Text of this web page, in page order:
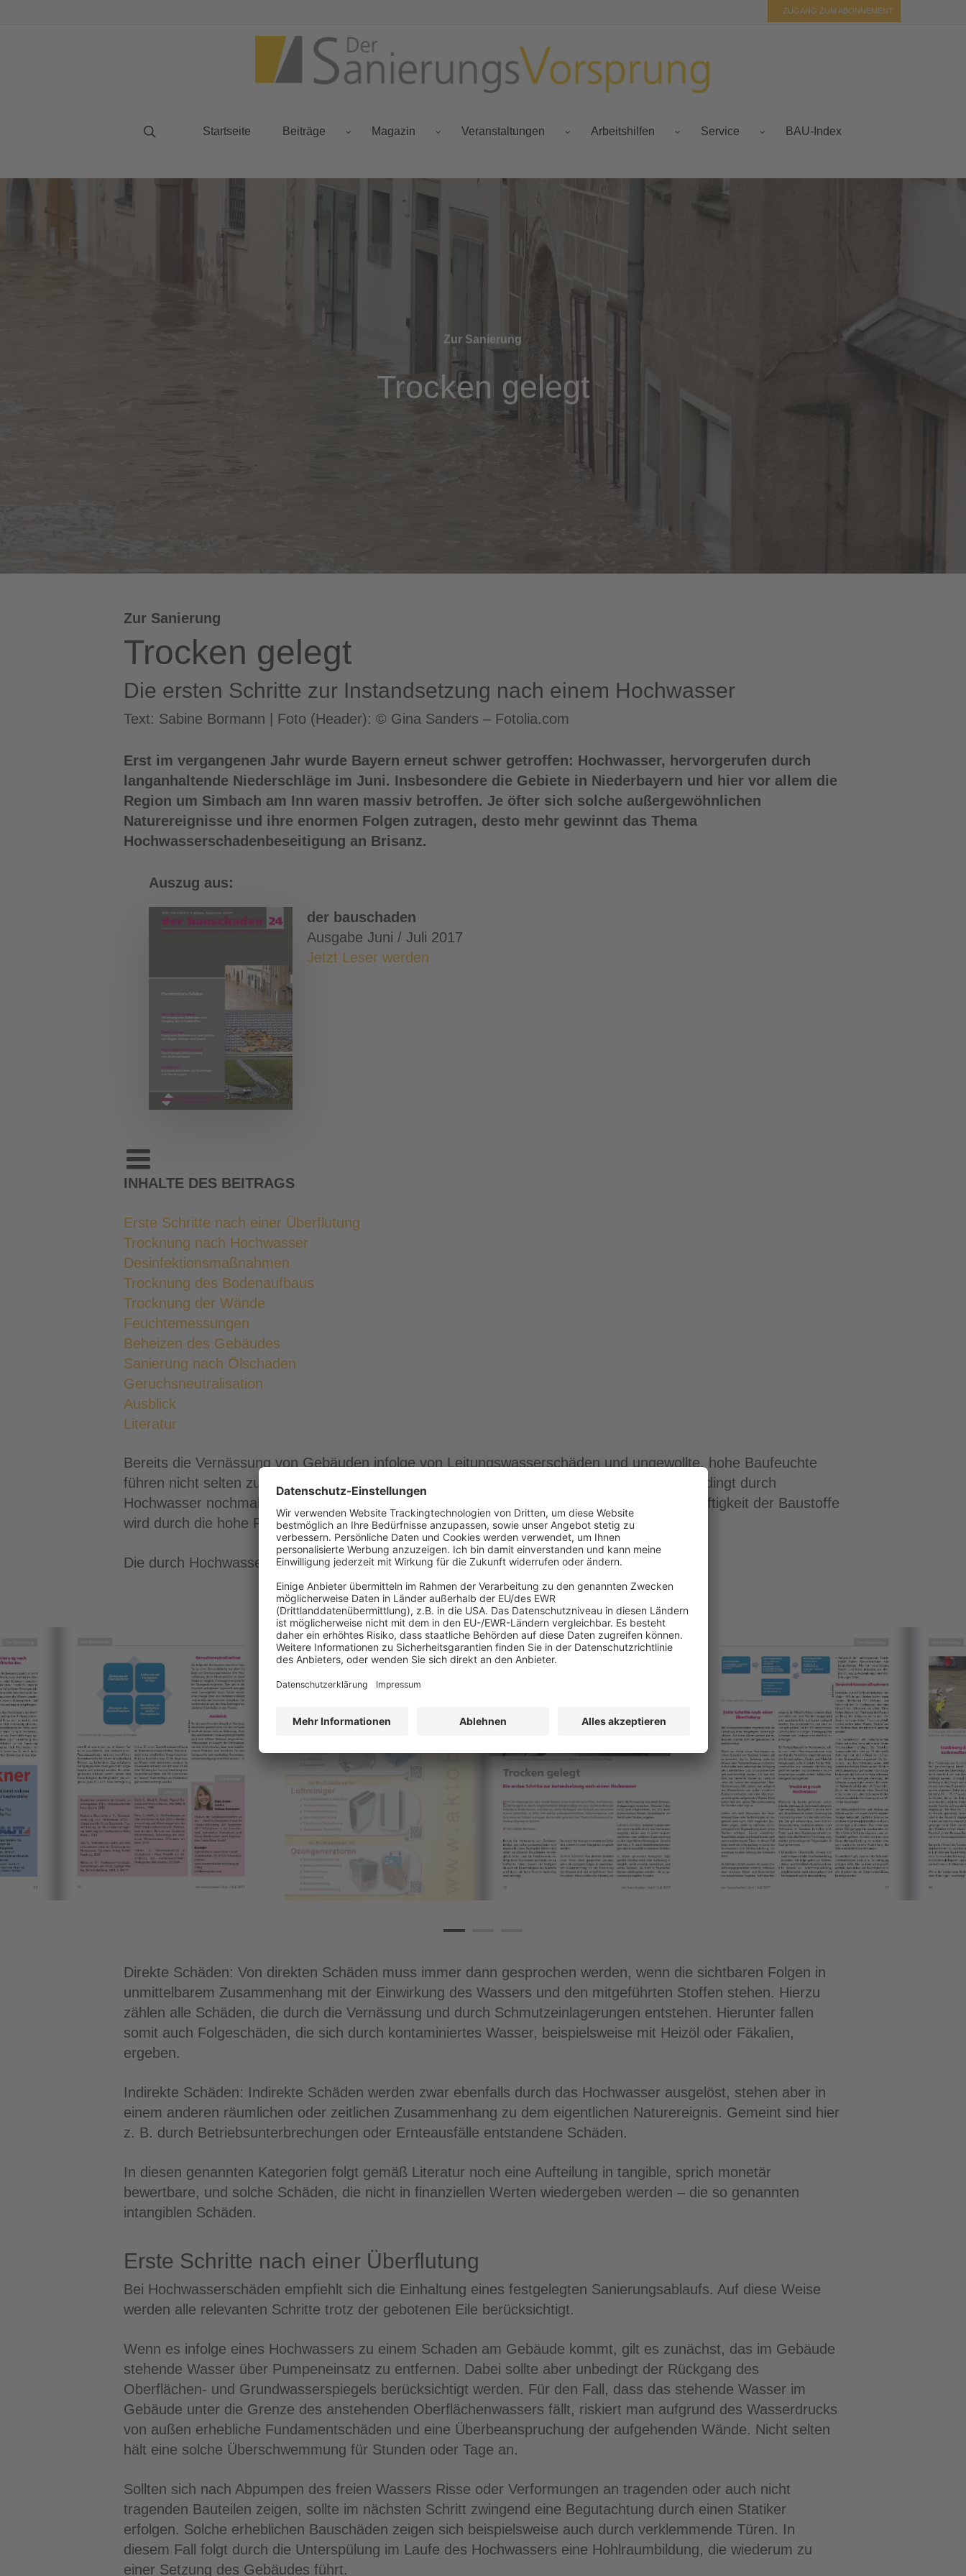
ZUGANG ZUM ABONNEMENT
Startseite Beiträge Magazin Veranstaltungen Arbeitshilfen Service BAU-Index
Zur Sanierung
Trocken gelegt
Zur Sanierung
Trocken gelegt
Die ersten Schritte zur Instandsetzung nach einem Hochwasser
Text: Sabine Bormann | Foto (Header): © Gina Sanders – Fotolia.com
Erst im vergangenen Jahr wurde Bayern erneut schwer getroffen: Hochwasser, hervorgerufen durch
langanhaltende Niederschläge im Juni. Insbesondere die Gebiete in Niederbayern und hier vor allem die
Region um Simbach am Inn waren massiv betroffen. Je öfter sich solche außergewöhnlichen
Naturereignisse und ihre enormen Folgen zutragen, desto mehr gewinnt das Thema
Hochwasserschadenbeseitigung an Brisanz.
Auszug aus:
der bauschaden
Ausgabe Juni / Juli 2017
Jetzt Leser werden
INHALTE DES BEITRAGS
Erste Schritte nach einer Überflutung
Trocknung nach Hochwasser
Desinfektionsmaßnahmen
Trocknung des Bodenaufbaus
Trocknung der Wände
Feuchtemessungen
Beheizen des Gebäudes
Sanierung nach Ölschaden
Geruchsneutralisation
Ausblick
Literatur
Bereits die Vernässung von Gebäuden infolge von Leitungswasserschäden und ungewollte, hohe Baufeuchte
führen nicht selten zu schweren Bauschäden. Im Vergleich hierzu sind die Feuchtewerte bedingt durch
Hochwasser nochmals um ein Vielfaches höher. Sowohl die Festigkeit als auch die Dauerhaftigkeit der Baustoffe
wird durch die hohe Feuchte nachhaltig beeinträchtigt.
Die durch Hochwasser entstandenen Schäden können in zwei Kategorien eingeteilt werden:
Direkte Schäden: Von direkten Schäden muss immer dann gesprochen werden, wenn die sichtbaren Folgen in
unmittelbarem Zusammenhang mit der Einwirkung des Wassers und den mitgeführten Stoffen stehen. Hierzu
zählen alle Schäden, die durch die Vernässung und durch Schmutzeinlagerungen entstehen. Hierunter fallen
somit auch Folgeschäden, die sich durch kontaminiertes Wasser, beispielsweise mit Heizöl oder Fäkalien,
ergeben.
Indirekte Schäden: Indirekte Schäden werden zwar ebenfalls durch das Hochwasser ausgelöst, stehen aber in
einem anderen räumlichen oder zeitlichen Zusammenhang zu dem eigentlichen Naturereignis. Gemeint sind hier
z. B. durch Betriebsunterbrechungen oder Ernteausfälle entstandene Schäden.
In diesen genannten Kategorien folgt gemäß Literatur noch eine Aufteilung in tangible, sprich monetär
bewertbare, und solche Schäden, die nicht in finanziellen Werten wiedergeben werden – die so genannten
intangiblen Schäden.
Erste Schritte nach einer Überflutung
Bei Hochwasserschäden empfiehlt sich die Einhaltung eines festgelegten Sanierungsablaufs. Auf diese Weise
werden alle relevanten Schritte trotz der gebotenen Eile berücksichtigt.
Wenn es infolge eines Hochwassers zu einem Schaden am Gebäude kommt, gilt es zunächst, das im Gebäude
stehende Wasser über Pumpeneinsatz zu entfernen. Dabei sollte aber unbedingt der Rückgang des
Oberflächen- und Grundwasserspiegels berücksichtigt werden. Für den Fall, dass das stehende Wasser im
Gebäude unter die Grenze des anstehenden Oberflächenwassers fällt, riskiert man aufgrund des Wasserdrucks
von außen erhebliche Fundamentschäden und eine Überbeanspruchung der aufgehenden Wände. Nicht selten
hält eine solche Überschwemmung für Stunden oder Tage an.
Sollten sich nach Abpumpen des freien Wassers Risse oder Verformungen an tragenden oder auch nicht
tragenden Bauteilen zeigen, sollte im nächsten Schritt zwingend eine Begutachtung durch einen Statiker
erfolgen. Solche erheblichen Bauschäden zeigen sich beispielsweise auch durch verklemmende Türen. In
diesem Fall folgt durch die Unterspülung im Laufe des Hochwassers eine Hohlraumbildung, die wiederum zu
einer Setzung des Gebäudes führt.